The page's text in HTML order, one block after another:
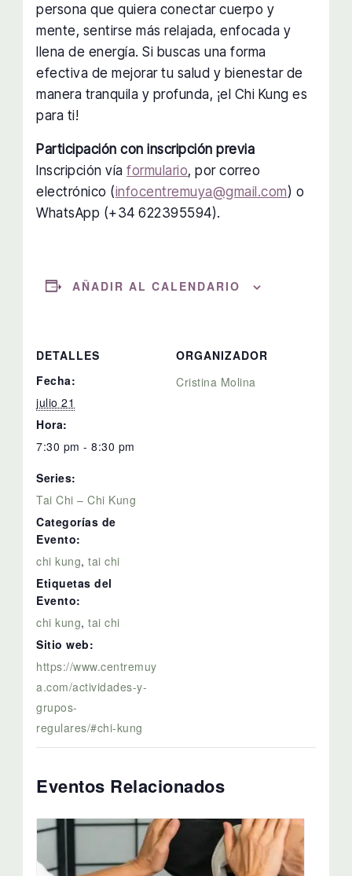
persona que quiera conectar cuerpo y
mente, sentirse más relajada, enfocada y
llena de energía. Si buscas una forma
efectiva de mejorar tu salud y bienestar de
manera tranquila y profunda, ¡el Chi Kung es
para ti!
Participación con inscripción previa
Inscripción víaformulario, por correo
electrónico (infocentremuya@gmail.com) o
WhatsApp (+34 622395594).
AÑADIR AL CALENDARIO
DETALLES
Fecha:
julio 21
Hora:
7:30 pm - 8:30 pm
Series:
Tai Chi – Chi Kung
Categorías de
Evento:
chi kung,tai chi
Etiquetas del
Evento:
chi kung,tai chi
Sitio web:
https://www.centremuy
a.com/actividades-y-
grupos-
regulares/#chi-kung
ORGANIZADOR
Cristina Molina
Eventos Relacionados